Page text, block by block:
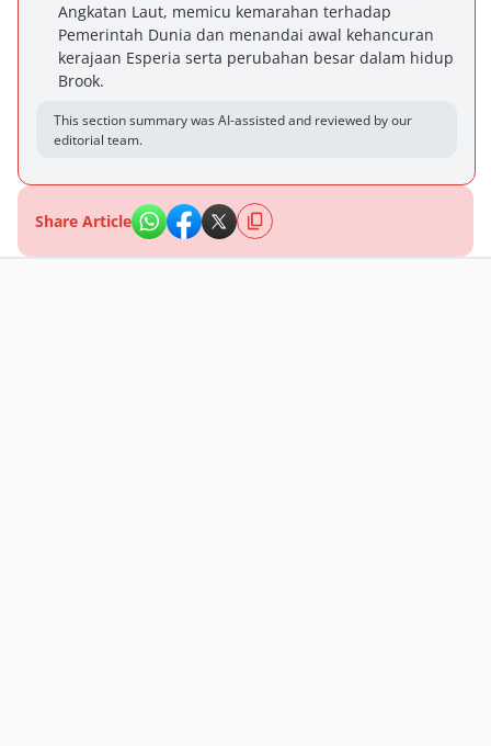
Angkatan Laut, memicu kemarahan terhadap
Pemerintah Dunia dan menandai awal kehancuran
kerajaan Esperia serta perubahan besar dalam hidup
Brook.
This section summary was AI-assisted and reviewed by our
editorial team.
Share Article